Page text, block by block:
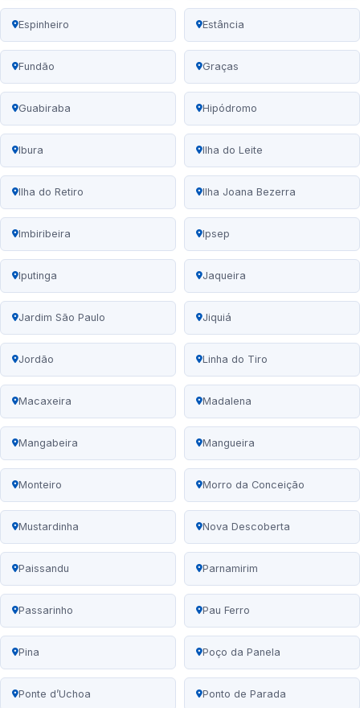
Espinheiro Estância
Fundão Graças
Guabiraba Hipódromo
Ibura Ilha do Leite
Ilha do Retiro Ilha Joana Bezerra
Imbiribeira Ipsep
Iputinga Jaqueira
Jardim São Paulo Jiquiá
Jordão Linha do Tiro
Macaxeira Madalena
Mangabeira Mangueira
Monteiro Morro da Conceição
Mustardinha Nova Descoberta
Paissandu Parnamirim
Passarinho Pau Ferro
Pina Poço da Panela
Ponte d’Uchoa Ponto de Parada